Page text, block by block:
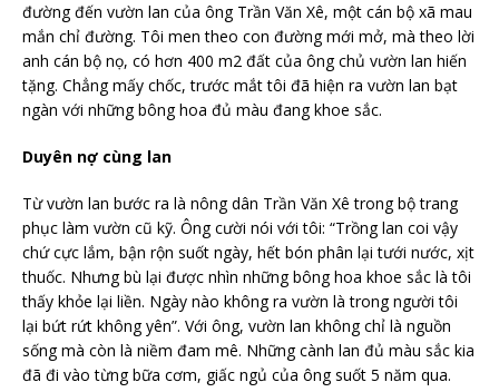
đường đến vườn lan của ông Trần Văn Xê, một cán bộ xã mau
mắn chỉ đường. Tôi men theo con đường mới mở, mà theo lời
anh cán bộ nọ, có hơn 400 m2 đất của ông chủ vườn lan hiến
tặng. Chẳng mấy chốc, trước mắt tôi đã hiện ra vườn lan bạt
ngàn với những bông hoa đủ màu đang khoe sắc.
Duyên nợ cùng lan
Từ vườn lan bước ra là nông dân Trần Văn Xê trong bộ trang
phục làm vườn cũ kỹ. Ông cười nói với tôi: “Trồng lan coi vậy
chứ cực lắm, bận rộn suốt ngày, hết bón phân lại tưới nước, xịt
thuốc. Nhưng bù lại được nhìn những bông hoa khoe sắc là tôi
thấy khỏe lại liền. Ngày nào không ra vườn là trong người tôi
lại bứt rứt không yên”. Với ông, vườn lan không chỉ là nguồn
sống mà còn là niềm đam mê. Những cành lan đủ màu sắc kia
đã đi vào từng bữa cơm, giấc ngủ của ông suốt 5 năm qua.